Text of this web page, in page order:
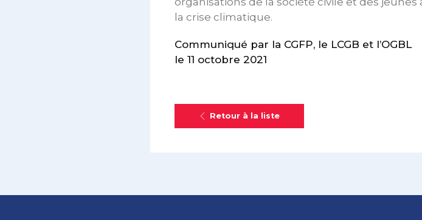
la crise climatique.
Communiqué par la CGFP, le LCGB et l’OGBL
le 11 octobre 2021
Retour à la liste